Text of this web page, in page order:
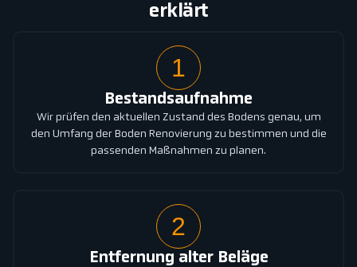
erklärt
1
Bestandsaufnahme
Wir prüfen den aktuellen Zustand des Bodens genau, um
den Umfang der Boden Renovierung zu bestimmen und die
passenden Maßnahmen zu planen.
2
Entfernung alter Beläge